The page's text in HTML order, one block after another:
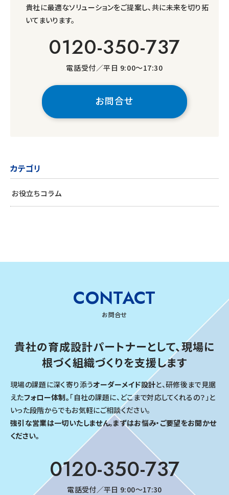
貴社に最適なソリューションをご提案し、共に未来を切り拓
いてまいります。
0120-350-737
電話受付／平日 9:00～17:30
お問合せ
カテゴリ
お役立ちコラム
CONTACT
お問合せ
貴社の育成設計パートナーとして、現場に
根づく組織づくりを支援します
現場の課題に深く寄り添うオーダーメイド設計と、研修後まで見据
えたフォロー体制。 「自社の課題に、どこまで対応してくれるの？」と
いった段階からでもお気軽にご相談ください。
強引な営業は一切いたしません。まずはお悩み・ご要望をお聞かせ
ください。
0120-350-737
電話受付／平日 9:00～17:30